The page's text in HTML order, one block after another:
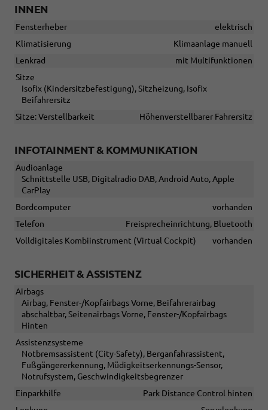
INNEN
Fensterheber
elektrisch
Klimatisierung
Klimaanlage manuell
Lenkrad
mit Multifunktionen
Sitze
Isofix (Kindersitzbefestigung), Sitzheizung, Isofix
Beifahrersitz
Sitze: Verstellbarkeit
Höhenverstellbarer Fahrersitz
INFOTAINMENT & KOMMUNIKATION
Audioanlage
Schnittstelle USB, Digitalradio DAB, Android Auto, Apple
CarPlay
Bordcomputer
vorhanden
Telefon
Freisprecheinrichtung, Bluetooth
Volldigitales Kombiinstrument (Virtual Cockpit)
vorhanden
SICHERHEIT & ASSISTENZ
Airbags
Airbag, Fenster-/Kopfairbags Vorne, Beifahrerairbag
abschaltbar, Seitenairbags Vorne, Fenster-/Kopfairbags
Hinten
Assistenzsysteme
Notbremsassistent (City-Safety), Berganfahrassistent,
Fußgängererkennung, Müdigkeitserkennungs-Sensor,
Notrufsystem, Geschwindigkeitsbegrenzer
Einparkhilfe
Park Distance Control hinten